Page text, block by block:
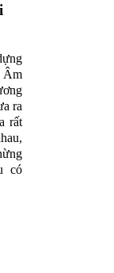
Âm
ra
rất
có